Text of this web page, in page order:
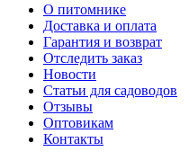
О питомнике
Доставка и оплата
Гарантия и возврат
Отследить заказ
Новости
Статьи для садоводов
Отзывы
Оптовикам
Контакты